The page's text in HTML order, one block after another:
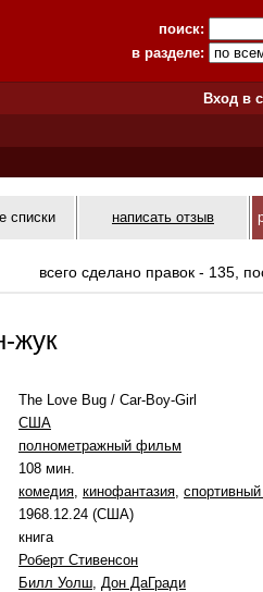
поиск:
в разделе:
Вход в
списки написать отзыв
всего сделано правок - 135,
жук
The Love Bug / Car-Boy-Girl
США
полнометражный фильм
108 мин.
комедия, кинофантазия,
1968.12.24 (США)
книга
Роберт Стивенсон
Билл Уолш, Дон ДаГради